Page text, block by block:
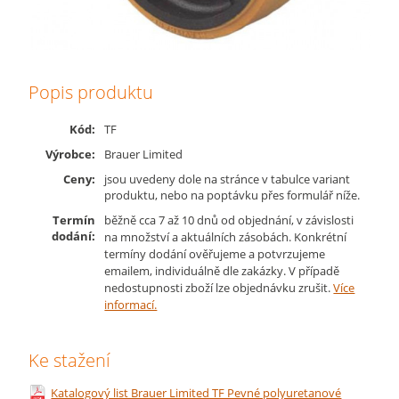
Popis produktu
Kód:
TF
Výrobce:
Brauer Limited
Ceny:
jsou uvedeny dole na stránce v tabulce variant
produktu, nebo na poptávku přes formulář níže.
Termín
dodání:
běžně cca 7 až 10 dnů od objednání, v závislosti
na množství a aktuálních zásobách. Konkrétní
termíny dodání ověřujeme a potvrzujeme
emailem, individuálně dle zakázky. V případě
nedostupnosti zboží lze objednávku zrušit.Více
informací.
Ke stažení
Katalogový list Brauer Limited TF Pevné polyuretanové